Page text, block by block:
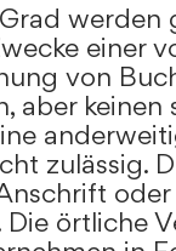
werden
einer
von
aber keinen
zulässig.
örtliche